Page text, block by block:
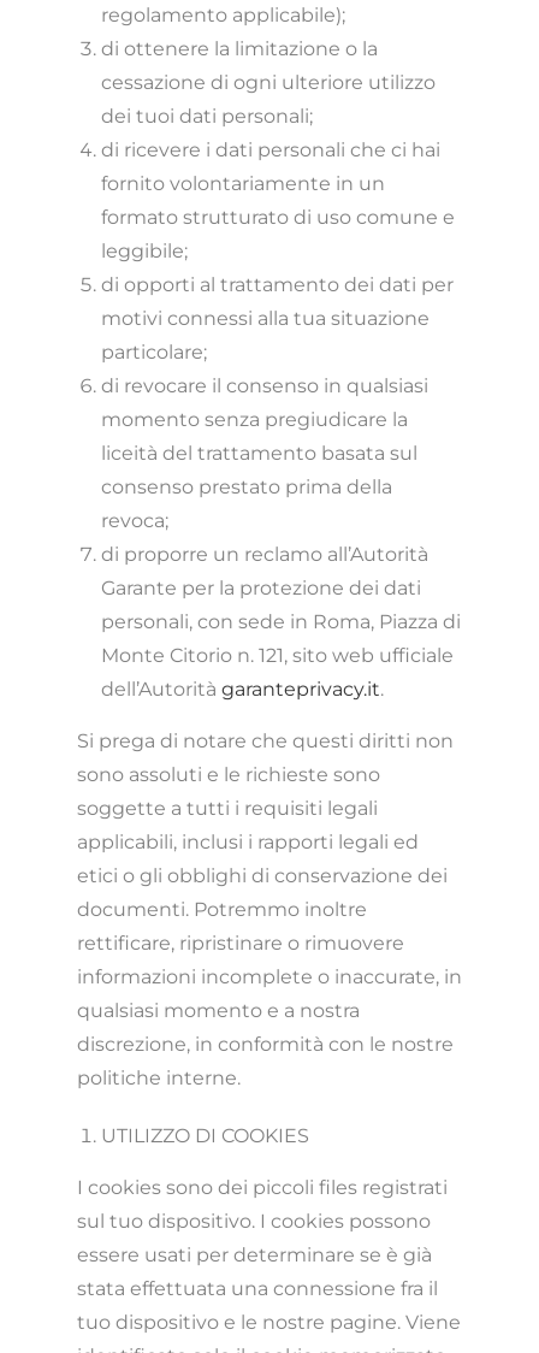
regolamento applicabile);
di ottenere la limitazione o la
cessazione di ogni ulteriore utilizzo
dei tuoi dati personali;
di ricevere i dati personali che ci hai
fornito volontariamente in un
formato strutturato di uso comune e
leggibile;
di opporti al trattamento dei dati per
motivi connessi alla tua situazione
particolare;
di revocare il consenso in qualsiasi
momento senza pregiudicare la
liceità del trattamento basata sul
consenso prestato prima della
revoca;
di proporre un reclamo all’Autorità
Garante per la protezione dei dati
personali, con sede in Roma, Piazza di
Monte Citorio n. 121, sito web ufficiale
dell’Autorità garanteprivacy.it.
Si prega di notare che questi diritti non
sono assoluti e le richieste sono
soggette a tutti i requisiti legali
applicabili, inclusi i rapporti legali ed
etici o gli obblighi di conservazione dei
documenti. Potremmo inoltre
rettificare, ripristinare o rimuovere
informazioni incomplete o inaccurate, in
qualsiasi momento e a nostra
discrezione, in conformità con le nostre
politiche interne.
UTILIZZO DI COOKIES
I cookies sono dei piccoli files registrati
sul tuo dispositivo. I cookies possono
essere usati per determinare se è già
stata effettuata una connessione fra il
tuo dispositivo e le nostre pagine. Viene